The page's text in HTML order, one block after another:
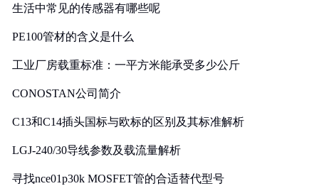
生活中常见的传感器有哪些呢
PE100管材的含义是什么
工业厂房载重标准：一平方米能承受多少公斤
CONOSTAN公司简介
C13和C14插头国标与欧标的区别及其标准解析
LGJ-240/30导线参数及载流量解析
寻找nce01p30k MOSFET管的合适替代型号